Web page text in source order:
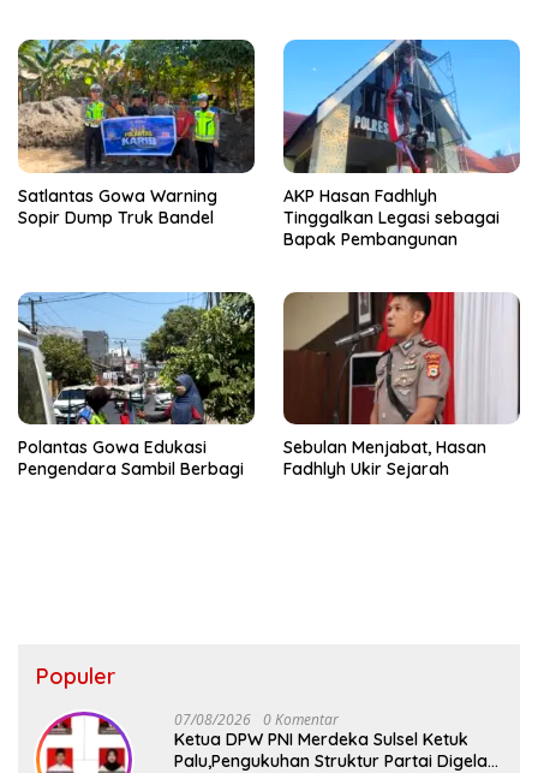
Satlantas Gowa Warning
Sopir Dump Truk Bandel
AKP Hasan Fadhlyh
Tinggalkan Legasi sebagai
Bapak Pembangunan
Polantas Gowa Edukasi
Pengendara Sambil Berbagi
Sebulan Menjabat, Hasan
Fadhlyh Ukir Sejarah
Populer
07/08/2026 0 Komentar
Ketua DPW PNI Merdeka Sulsel Ketuk
Palu,Pengukuhan Struktur Partai Digelar